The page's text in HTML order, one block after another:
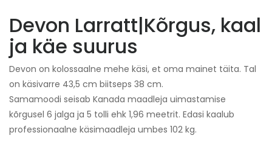
Devon Larratt|Kõrgus, kaal
ja käe suurus
Devon on kolossaalne mehe käsi, et oma mainet täita. Tal
on käsivarre 43,5 cm biitseps 38 cm.
Samamoodi seisab Kanada maadleja uimastamise
kõrgusel 6 jalga ja 5 tolli ehk 1,96 meetrit. Edasi kaalub
professionaalne käsimaadleja umbes 102 kg.